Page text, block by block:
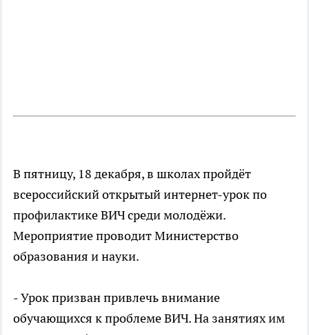
В пятницу, 18 декабря, в школах пройдёт
всероссийский открытый интернет-урок по
профилактике ВИЧ среди молодёжи.
Мероприятие проводит Министерство
образования и науки.
- Урок призван привлечь внимание
обучающихся к проблеме ВИЧ. На занятиях им